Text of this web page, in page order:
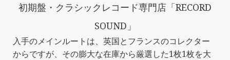
初期盤・クラシックレコード専門店「RECORD
SOUND」
入手のメインルートは、英国とフランスのコレクター
からですが、その膨大な在庫から厳選した1枚1枚を大